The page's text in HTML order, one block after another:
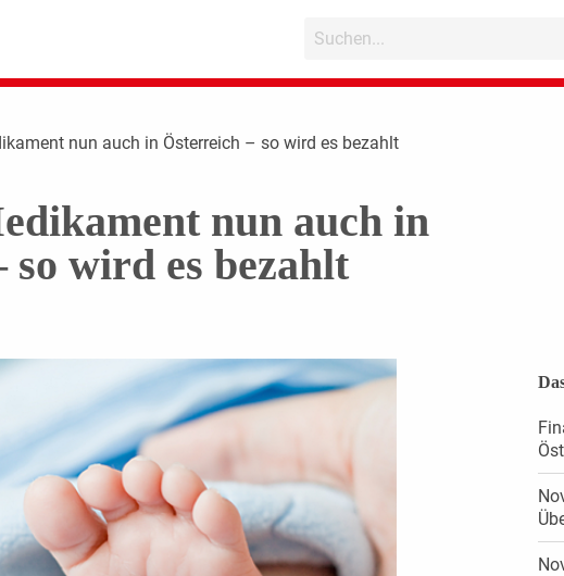
nun auch in Österreich – so wird es bezahlt
nun auch in
so wird es bezahlt